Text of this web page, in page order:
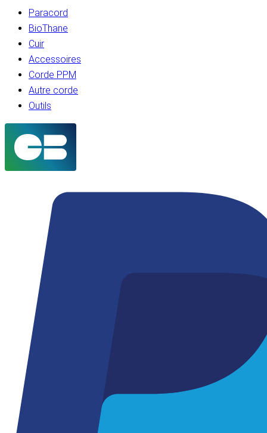
Paracord
BioThane
Cuir
Accessoires
Corde PPM
Autre corde
Outils